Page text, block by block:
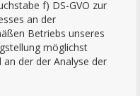
f) DS-GVO zur
an der
Betriebs unseres
möglichst
der der Analyse der